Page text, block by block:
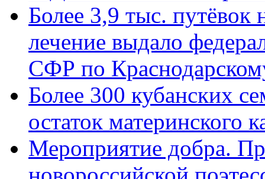
Более 3,9 тыс. путёвок
лечение выдало
СФР по
Более 300 кубанских
остаток материнского
Мероприятие добра.